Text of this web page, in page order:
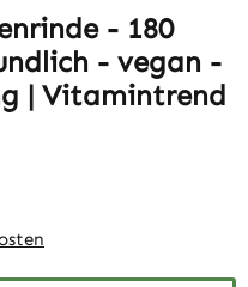
- 180
- vegan -
| Vitamintrend